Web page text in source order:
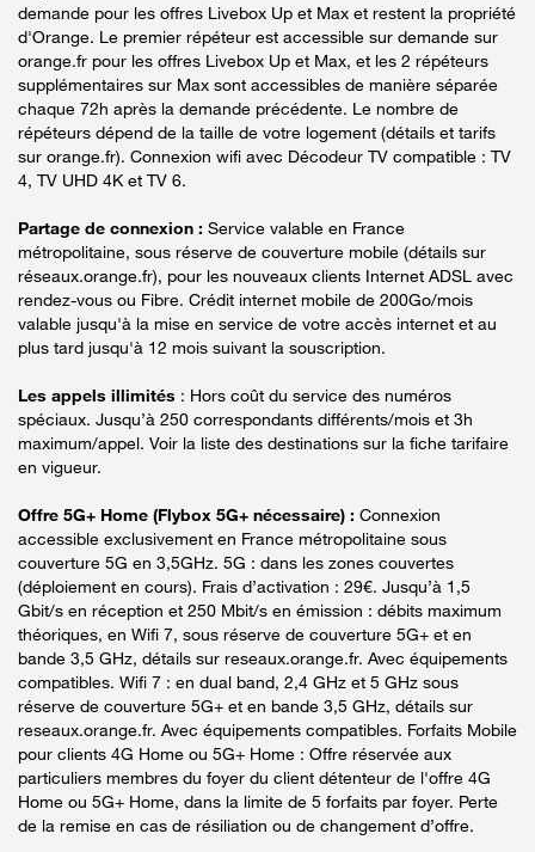
demande pour les offres Livebox Up et Max et restent la propriété
d'Orange. Le premier répéteur est accessible sur demande sur
orange.fr pour les offres Livebox Up et Max, et les 2 répéteurs
supplémentaires sur Max sont accessibles de manière séparée
chaque 72h après la demande précédente. Le nombre de
répéteurs dépend de la taille de votre logement (détails et tarifs
sur orange.fr). Connexion wifi avec Décodeur TV compatible : TV
4, TV UHD 4K et TV 6.
Partage de connexion : Service valable en France
métropolitaine, sous réserve de couverture mobile (détails sur
réseaux.orange.fr), pour les nouveaux clients Internet ADSL avec
rendez-vous ou Fibre. Crédit internet mobile de 200Go/mois
valable jusqu'à la mise en service de votre accès internet et au
plus tard jusqu'à 12 mois suivant la souscription.
Les appels illimités : Hors coût du service des numéros
spéciaux. Jusqu’à 250 correspondants différents/mois et 3h
maximum/appel. Voir la liste des destinations sur la fiche tarifaire
en vigueur.
Offre 5G+ Home (Flybox 5G+ nécessaire) : Connexion
accessible exclusivement en France métropolitaine sous
couverture 5G en 3,5GHz. 5G : dans les zones couvertes
(déploiement en cours). Frais d’activation : 29€. Jusqu’à 1,5
Gbit/s en réception et 250 Mbit/s en émission : débits maximum
théoriques, en Wifi 7, sous réserve de couverture 5G+ et en
bande 3,5 GHz, détails sur reseaux.orange.fr. Avec équipements
compatibles. Wifi 7 : en dual band, 2,4 GHz et 5 GHz sous
réserve de couverture 5G+ et en bande 3,5 GHz, détails sur
reseaux.orange.fr. Avec équipements compatibles. Forfaits Mobile
pour clients 4G Home ou 5G+ Home : Offre réservée aux
particuliers membres du foyer du client détenteur de l'offre 4G
Home ou 5G+ Home, dans la limite de 5 forfaits par foyer. Perte
de la remise en cas de résiliation ou de changement d’offre.